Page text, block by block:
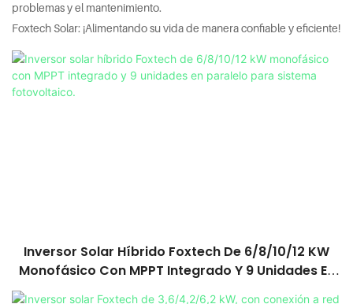
problemas y el mantenimiento.
Foxtech Solar: ¡Alimentando su vida de manera confiable y eficiente!
Inversor Solar Híbrido Foxtech De 6/8/10/12 KW
Monofásico Con MPPT Integrado Y 9 Unidades En